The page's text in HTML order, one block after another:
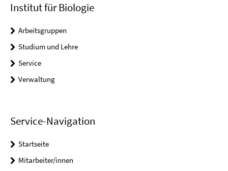
Institut für Biologie
Arbeitsgruppen
Studium und Lehre
Service
Verwaltung
Service-Navigation
Startseite
Mitarbeiter/innen